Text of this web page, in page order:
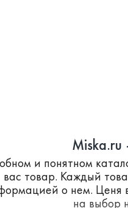
Miska.ru
и понятном
вас товар. Каждый
о нем. Ценя
на выбор